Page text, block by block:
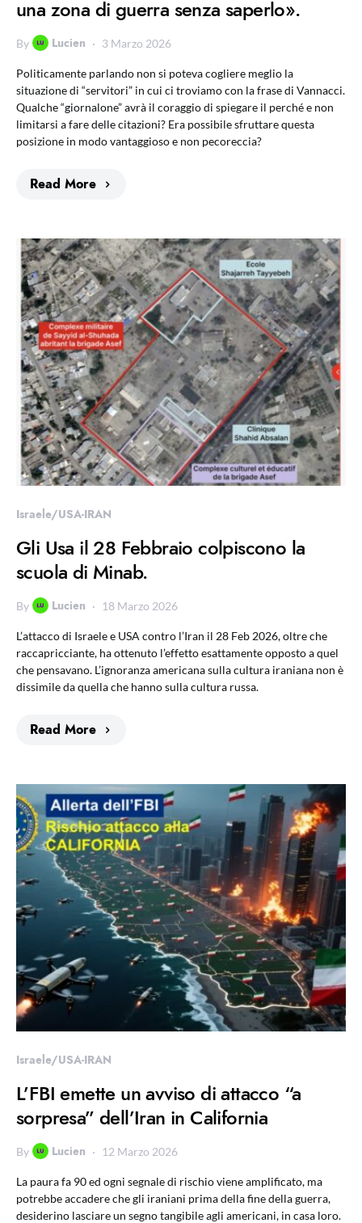
una zona di guerra senza saperlo».
By Lucien 3 Marzo 2026
Politicamente parlando non si poteva cogliere meglio la
situazione di “servitori” in cui ci troviamo con la frase di Vannacci.
Qualche “giornalone” avrà il coraggio di spiegare il perché e non
limitarsi a fare delle citazioni? Era possibile sfruttare questa
posizione in modo vantaggioso e non pecoreccia?
Read More
Israele/USA-IRAN
Gli Usa il 28 Febbraio colpiscono la
scuola di Minab.
By Lucien 18 Marzo 2026
L’attacco di Israele e USA contro l’Iran il 28 Feb 2026, oltre che
raccapricciante, ha ottenuto l’effetto esattamente opposto a quel
che pensavano. L’ignoranza americana sulla cultura iraniana non è
dissimile da quella che hanno sulla cultura russa.
Read More
Israele/USA-IRAN
L’FBI emette un avviso di attacco “a
sorpresa” dell’Iran in California
By Lucien 12 Marzo 2026
La paura fa 90 ed ogni segnale di rischio viene amplificato, ma
potrebbe accadere che gli iraniani prima della fine della guerra,
desiderino lasciare un segno tangibile agli americani, in casa loro.